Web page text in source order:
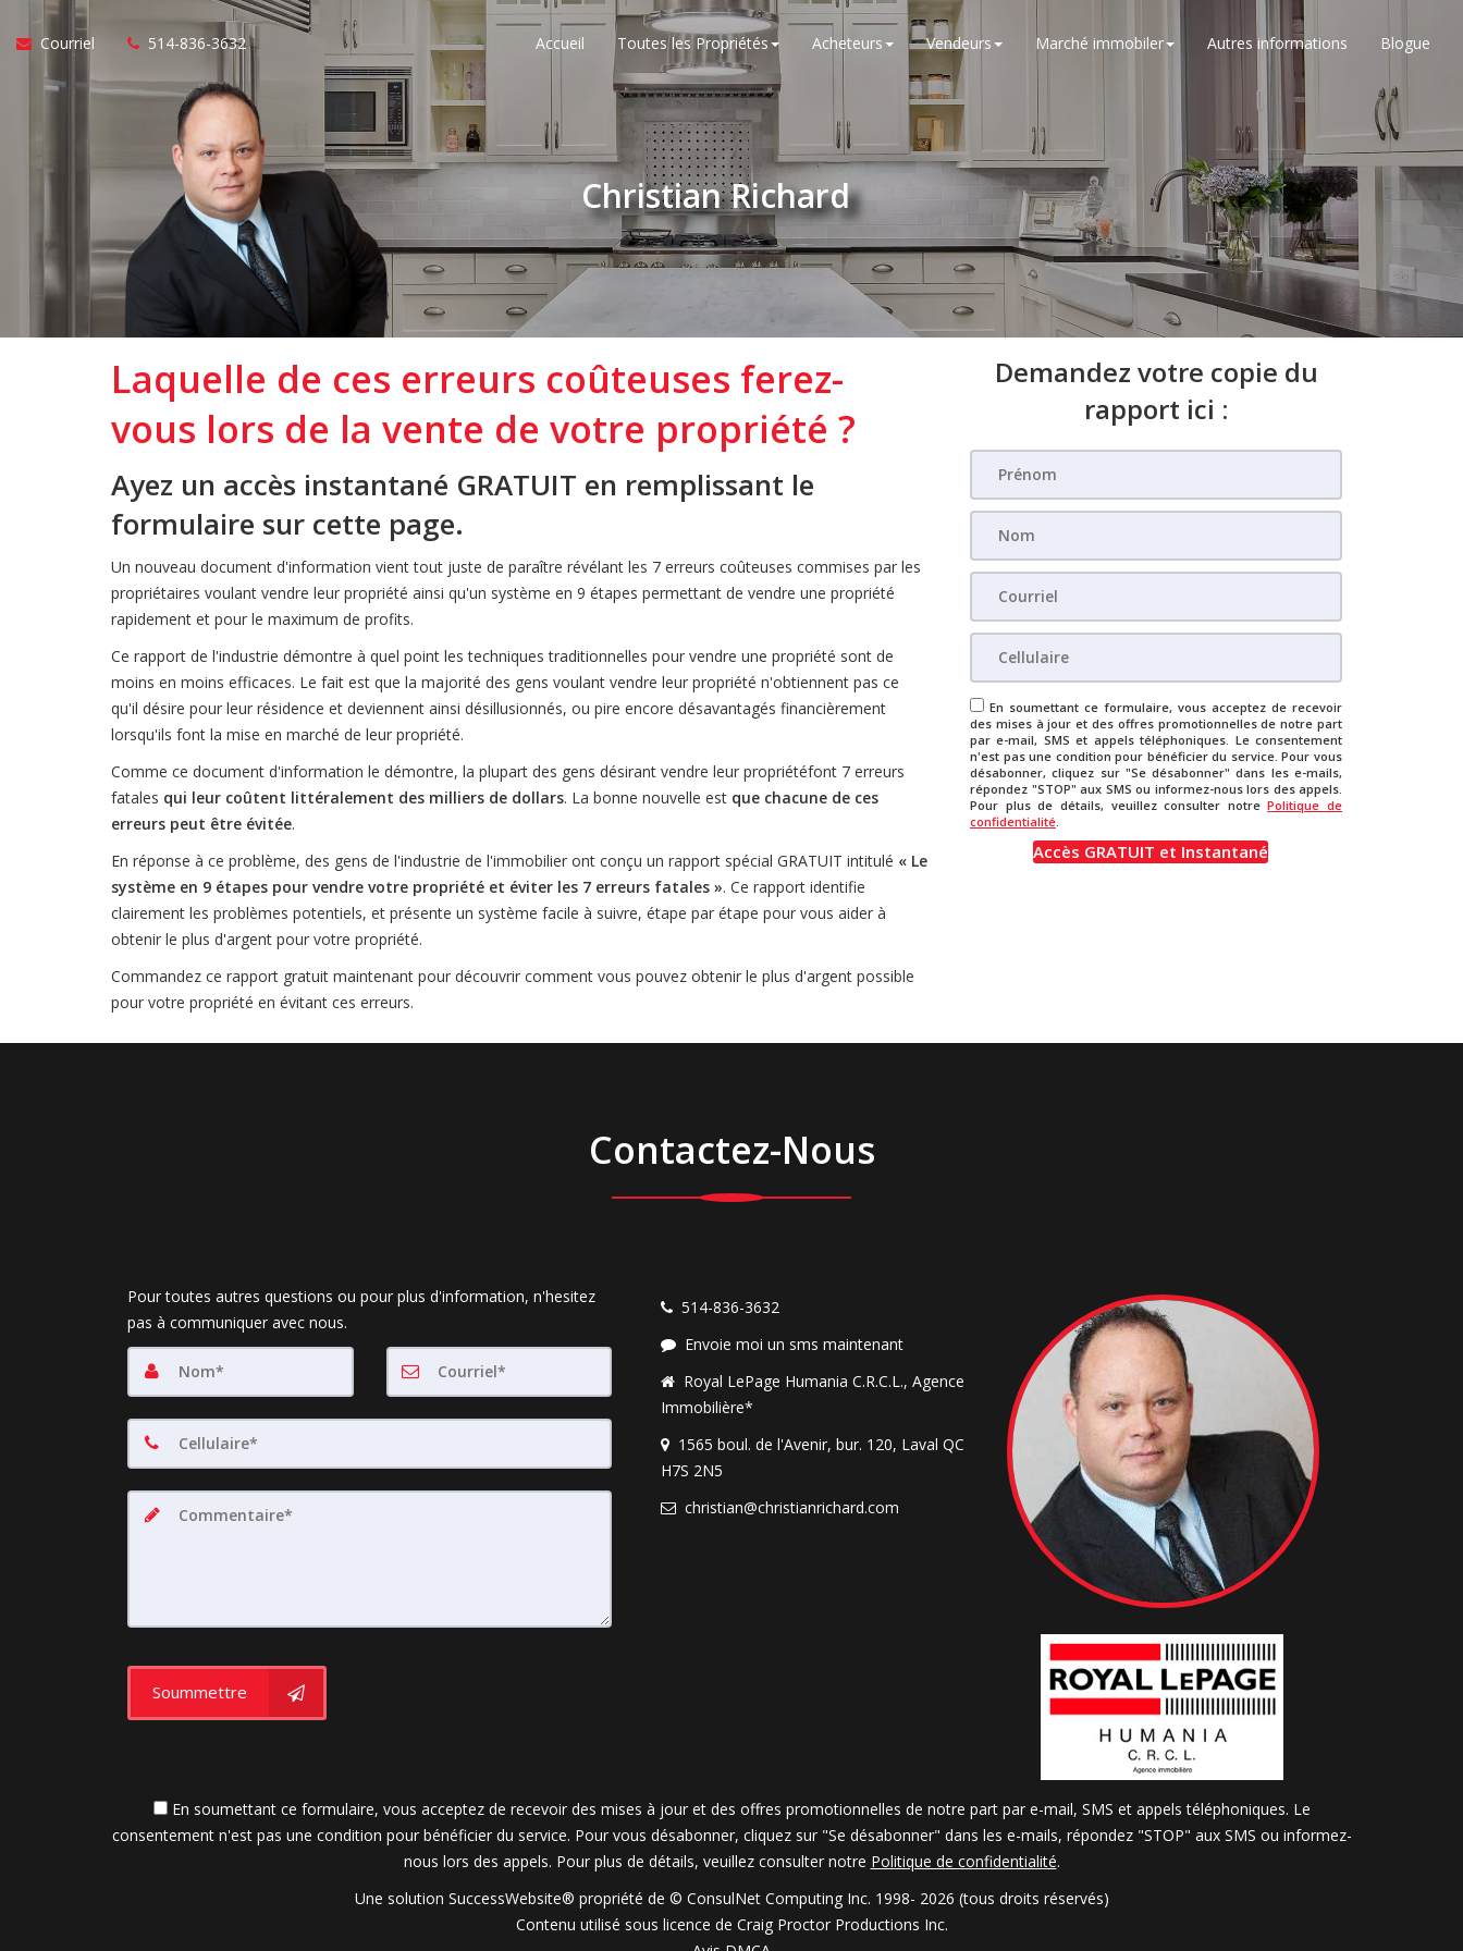
Courriel 514-836-3632 Accueil Toutes les Propriétés Acheteurs Vendeurs Marché immobiler Autres informations Blogue
Christian Richard
Laquelle de ces erreurs coûteuses ferez-
vous lors de la vente de votre propriété ?
Ayez un accès instantané GRATUIT en remplissant le
formulaire sur cette page.
Un nouveau document d'information vient tout juste de paraître révélant les 7 erreurs coûteuses commises par les
propriétaires voulant vendre leur propriété ainsi qu'un système en 9 étapes permettant de vendre une propriété
rapidement et pour le maximum de profits.
Ce rapport de l'industrie démontre à quel point les techniques traditionnelles pour vendre une propriété sont de
moins en moins efficaces. Le fait est que la majorité des gens voulant vendre leur propriété n'obtiennent pas ce
qu'il désire pour leur résidence et deviennent ainsi désillusionnés, ou pire encore désavantagés financièrement
lorsqu'ils font la mise en marché de leur propriété.
Comme ce document d'information le démontre, la plupart des gens désirant vendre leur propriétéfont 7 erreurs
fatales qui leur coûtent littéralement des milliers de dollars. La bonne nouvelle est que chacune de ces
erreurs peut être évitée.
En réponse à ce problème, des gens de l'industrie de l'immobilier ont conçu un rapport spécial GRATUIT intitulé « Le
système en 9 étapes pour vendre votre propriété et éviter les 7 erreurs fatales ». Ce rapport identifie
clairement les problèmes potentiels, et présente un système facile à suivre, étape par étape pour vous aider à
obtenir le plus d'argent pour votre propriété.
Commandez ce rapport gratuit maintenant pour découvrir comment vous pouvez obtenir le plus d'argent possible
pour votre propriété en évitant ces erreurs.
Demandez votre copie du
rapport ici :
En soumettant ce formulaire, vous acceptez de recevoir
des mises à jour et des offres promotionnelles de notre part
par e-mail, SMS et appels téléphoniques. Le consentement
n'est pas une condition pour bénéficier du service. Pour vous
désabonner, cliquez sur "Se désabonner" dans les e-mails,
répondez "STOP" aux SMS ou informez-nous lors des appels.
Pour plus de détails, veuillez consulter notrePolitique de
confidentialité.
Contactez-Nous
Pour toutes autres questions ou pour plus d'information, n'hesitez
pas à communiquer avec nous.
Soummettre
514-836-3632
Envoie moi un sms maintenant
Royal LePage Humania C.R.C.L., Agence
Immobilière*
1565 boul. de l'Avenir, bur. 120, Laval QC
H7S 2N5
christian@christianrichard.com
En soumettant ce formulaire, vous acceptez de recevoir des mises à jour et des offres promotionnelles de notre part par e-mail, SMS et appels téléphoniques. Le
consentement n'est pas une condition pour bénéficier du service. Pour vous désabonner, cliquez sur "Se désabonner" dans les e-mails, répondez "STOP" aux SMS ou informez-
nous lors des appels. Pour plus de détails, veuillez consulter notre Politique de confidentialité.
Une solution SuccessWebsite® propriété de © ConsulNet Computing Inc. 1998- 2026 (tous droits réservés)
Contenu utilisé sous licence de Craig Proctor Productions Inc.